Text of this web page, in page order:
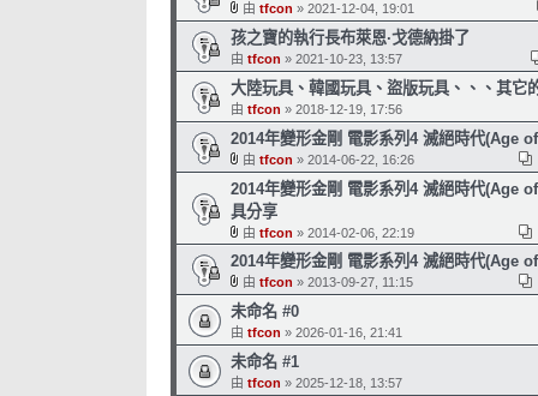
由 tfcon » 2021-12-04, 19:01
孩之寶的執行長布萊恩·戈德納掛了
由 tfcon » 2021-10-23, 13:57
大陸玩具、韓國玩具、盜版玩具、、、其它
由 tfcon » 2018-12-19, 17:56
2014年變形金剛 電影系列4 滅絕時代(Age
由 tfcon » 2014-06-22, 16:26
2014年變形金剛 電影系列4 滅絕時代(Age
具分享
由 tfcon » 2014-02-06, 22:19
2014年變形金剛 電影系列4 滅絕時代(Age
由 tfcon » 2013-09-27, 11:15
未命名 #0
由 tfcon » 2026-01-16, 21:41
未命名 #1
由 tfcon » 2025-12-18, 13:57